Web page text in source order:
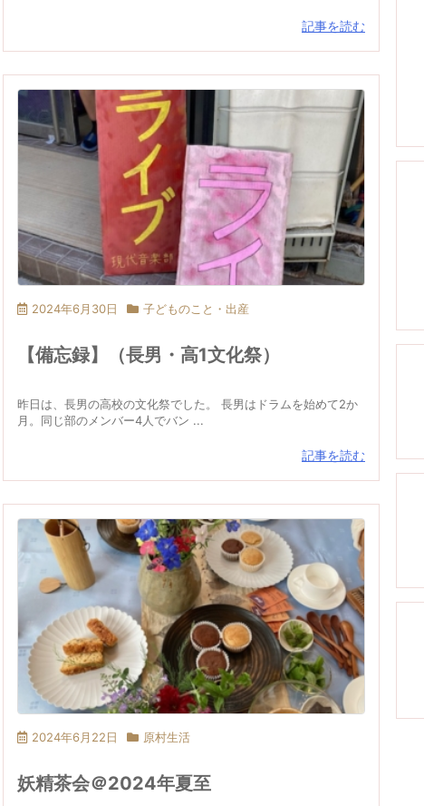
記事を読む
2024年6月30日 子どものこと・出産
【備忘録】（長男・高1文化祭）
昨日は、長男の高校の文化祭でした。 長男はドラムを始めて2か
月。同じ部のメンバー4人でバン ...
記事を読む
2024年6月22日 原村生活
妖精茶会＠2024年夏至